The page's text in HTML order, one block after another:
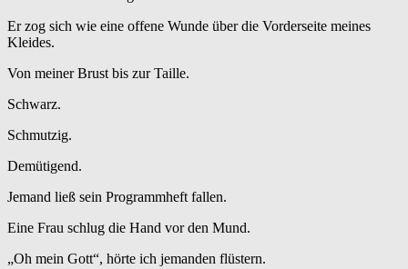
Er zog sich wie eine offene Wunde über die Vorderseite meines
Kleides.
Von meiner Brust bis zur Taille.
Schwarz.
Schmutzig.
Demütigend.
Jemand ließ sein Programmheft fallen.
Eine Frau schlug die Hand vor den Mund.
„Oh mein Gott“, hörte ich jemanden flüstern.